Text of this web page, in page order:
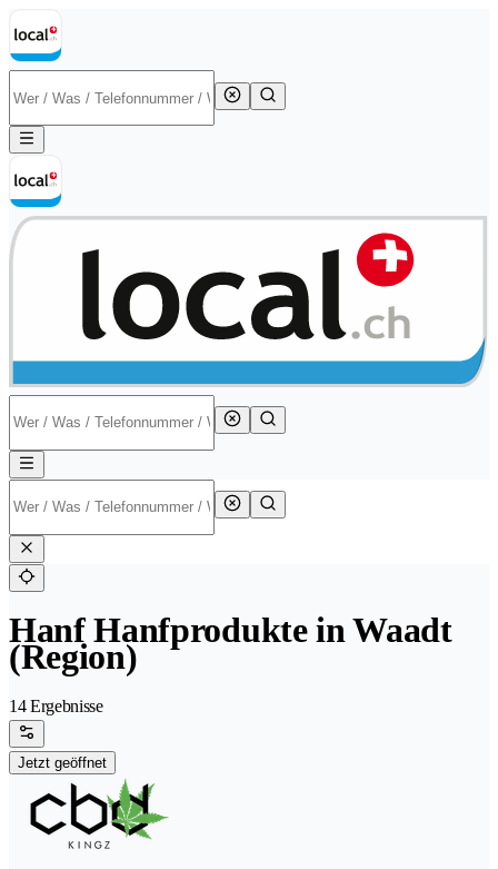
Hanf Hanfprodukte in Waadt
(Region)
14 Ergebnisse
Jetzt geöffnet